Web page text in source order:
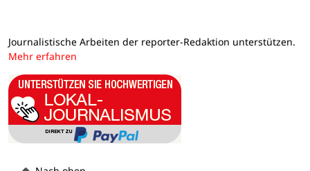
Journalistische Arbeiten der reporter-Redaktion unterstützen.
Mehr erfahren